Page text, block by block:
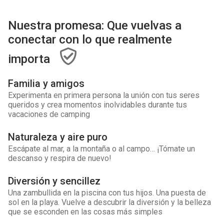
Nuestra promesa: Que vuelvas a
conectar con lo que realmente
importa
Familia y amigos
Experimenta en primera persona la unión con tus seres
queridos y crea momentos inolvidables durante tus
vacaciones de camping
Naturaleza y aire puro
Escápate al mar, a la montaña o al campo… ¡Tómate un
descanso y respira de nuevo!
Diversión y sencillez
Una zambullida en la piscina con tus hijos. Una puesta de
sol en la playa. Vuelve a descubrir la diversión y la belleza
que se esconden en las cosas más simples